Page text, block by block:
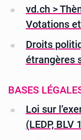
vd.ch >
Votations
Droits
étrangères
BASES
Loi sur
(LEDP, BLV